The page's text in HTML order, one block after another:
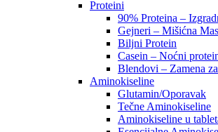
Proteini
90% Proteina –
Gejneri – Mišićna
Biljni Protein
Casein – Noćni
Blendovi – Zamena
Aminokiseline
Glutamin/Oporavak
Tečne Aminokiseline
Aminokiseline u